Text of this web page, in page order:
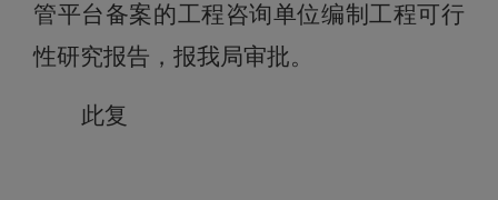
管平台备案的工程咨询单位编制工程可行
性研究报告，报我局审批。
此复